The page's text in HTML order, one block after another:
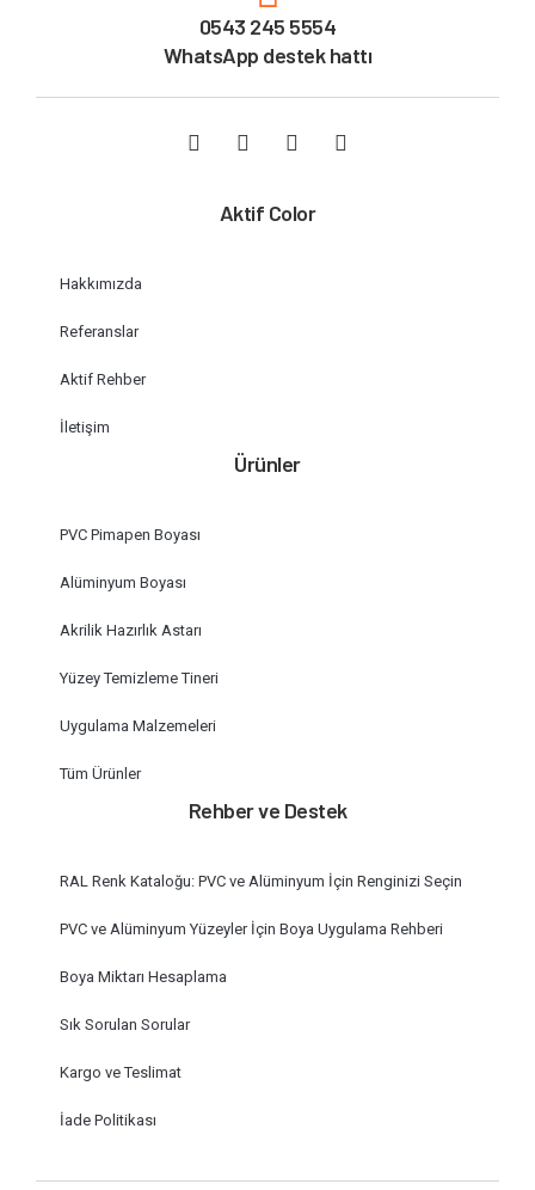
0543 245 5554
WhatsApp destek hattı
Aktif Color
Hakkımızda
Referanslar
Aktif Rehber
İletişim
Ürünler
PVC Pimapen Boyası
Alüminyum Boyası
Akrilik Hazırlık Astarı
Yüzey Temizleme Tineri
Uygulama Malzemeleri
Tüm Ürünler
Rehber ve Destek
RAL Renk Kataloğu: PVC ve Alüminyum İçin Renginizi Seçin
PVC ve Alüminyum Yüzeyler İçin Boya Uygulama Rehberi
Boya Miktarı Hesaplama
Sık Sorulan Sorular
Kargo ve Teslimat
İade Politikası